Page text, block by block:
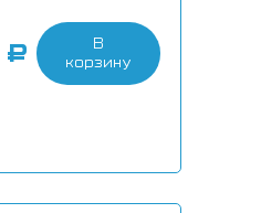
₽
В
корзину